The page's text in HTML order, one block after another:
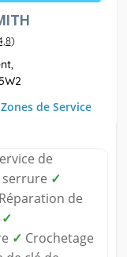
)
Zones de Service
de
serrure ✓
Réparation de
✓
✓ Crochetage